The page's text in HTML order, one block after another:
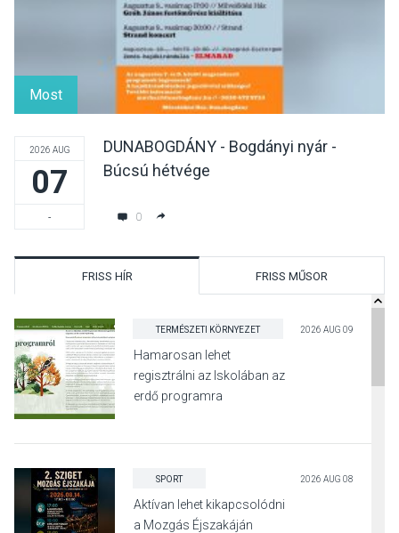
Most
2026 AUG
07
-
DUNABOGDÁNY - Bogdányi nyár -
Búcsú hétvége
0
FRISS HÍR FRISS MŰSOR
TERMÉSZETI KÖRNYEZET 2026 AUG 09
Hamarosan lehet
regisztrálni az Iskolában az
erdő programra
SPORT 2026 AUG 08
Aktívan lehet kikapcsolódni
a Mozgás Éjszakáján